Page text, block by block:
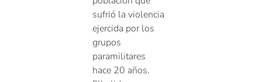
sufrió la violencia
ejercida por los
grupos
paramilitares
hace 20 años.